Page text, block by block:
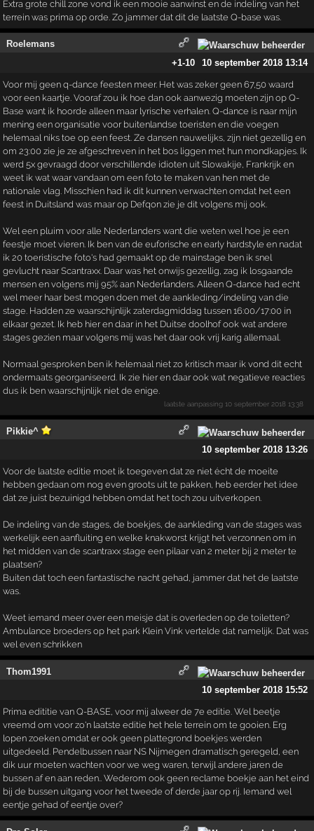
Extra grote chill zone vond ik een mooie aanwinst en de indeling van het
terrein was prima op orde. Zo jammer dat dit de laatste Q-base was.
Roelemans
+1-10 10 september 2018 13:14
Voor mij geen q-dance feesten meer. Het was zeker geen 67,50 waard
voor een kaartje. Vooraf zou ik hoe dan ook aanwezig moeten zijn op Q-
Base want ik hoorde alleen maar lyrische verhalen. Q-dance is naar mijn
mening een organisatie voor buitenlandse toeristen en die voegen
helemaal niks toe op een feest. Ze dansen nauwelijks, zijn niet gezellig en
om 23:00 zie je ze afgeschreven in het bos liggen met hun mondkapjes. Ik
werd 5x gevraagd door verschillende idioten uit Slowakije, Frankrijk en
weet ik wat waar vandaan om een foto te maken van hen met de
nationale vlag. Misschien had ik dit kunnen verwachten omdat het een
feest in Duitsland was maar op Defqon zie je dit volgens mij ook.
Wel een pluim voor alle Nederlanders want die weten wel hoe je een
feestje moet vieren. Ik ben van de euforische en early hardstyle en nadat
ik 20 toeristische foto's had gemaakt op de mainstage ben ik snel
gevlucht naar Scantraxx. Daar was het onwijs gezellig, zag ik losgaande
mensen en volgens mij 95% aan Nederlanders. Alleen Q-dance had echt
wel meer haar best mogen doen met de aankleding/indeling van die
stage. Hadden ze waarschijnlijk zaterdagmiddag tussen 16:00/17:00 in
elkaar gezet. Ik heb hier en daar in het Duitse doolhof ook wat andere
stages gezien maar volgens mij was het daar ook vrij karig allemaal.
Normaal gesproken ben ik helemaal niet zo kritisch maar ik vond dit echt
ondermaats georganiseerd. Ik zie hier en daar ook wat negatieve reacties
dus ik ben waarschijnlijk niet de enige.
laatste aanpassing10 september 2018 13:38
Pikkie^
10 september 2018 13:26
Voor de laatste editie moet ik toegeven dat ze niet écht de moeite
hebben gedaan om nog even groots uit te pakken, heb eerder het idee
dat ze juist bezuinigd hebben omdat het toch zou uitverkopen.
De indeling van de stages, de boekjes, de aankleding van de stages was
werkelijk een aanfluiting en welke knakworst krijgt het verzonnen om in
het midden van de scantraxx stage een pilaar van 2 meter bij 2 meter te
plaatsen?
Buiten dat toch een fantastische nacht gehad, jammer dat het de laatste
was.
Weet iemand meer over een meisje dat is overleden op de toiletten?
Ambulance broeders op het park Klein Vink vertelde dat namelijk. Dat was
wel even schrikken
Thom1991
10 september 2018 15:52
Prima edititie van Q-BASE, voor mij alweer de 7e editie. Wel beetje
vreemd om voor zo'n laatste editie het hele terrein om te gooien. Erg
lopen zoeken omdat er ook geen plattegrond boekjes werden
uitgedeeld. Pendelbussen naar NS Nijmegen dramatisch geregeld, een
dik uur moeten wachten voor we weg waren, terwijl andere jaren de
bussen af en aan reden.. Wederom ook geen reclame boekje aan het eind
bij de bussen uitgang voor het tweede of derde jaar op rij. Iemand wel
eentje gehad of eentje over?